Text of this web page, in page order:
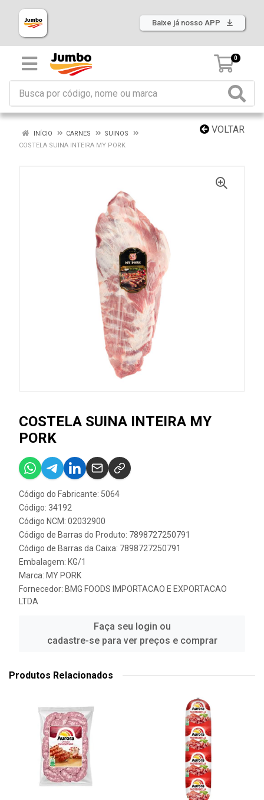
Baixe já nosso APP
0
VOLTAR
INÍCIO CARNES
SUINOS
COSTELA SUINA INTEIRA MY PORK
COSTELA SUINA INTEIRA MY
PORK
Código do Fabricante: 5064
Código: 34192
Código NCM: 02032900
Código de Barras do Produto: 7898727250791
Código de Barras da Caixa: 7898727250791
Embalagem: KG/1
Marca: MY PORK
Fornecedor: BMG FOODS IMPORTACAO E EXPORTACAO
LTDA
Faça seu login ou
cadastre-se para ver preços e comprar
Produtos Relacionados